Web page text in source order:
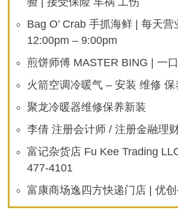
Bag O’ Crab 手抓海鲜 | 每天营
12:00pm – 9:00pm
煎饼师傅 MASTER BING | 一
火箭空调冷暖气 – 安装 维修 保
聚龙冷暖器维修保养新装
李倩 注册会计师 / 注册金融理
富记杂货店 Fu Kee Trading
477-4101
富康商场逸四方快递门店 | 优创